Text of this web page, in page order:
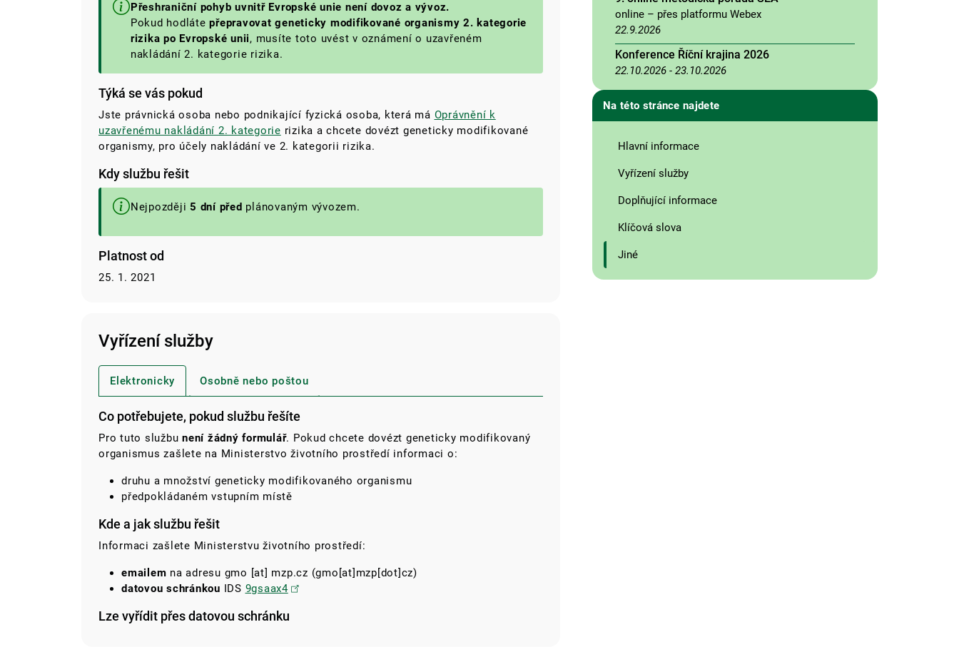
Přeshraniční pohyb uvnitř Evropské unie není dovoz a vývoz.
Pokud hodlátepřepravovat geneticky modifikované organismy 2. kategorie
rizika po Evropské unii, musíte toto uvést v oznámení o uzavřeném
nakládání 2. kategorie rizika.
Týká se vás pokud
Jste právnická osoba nebo podnikající fyzická osoba, která má Oprávnění k
uzavřenému nakládání 2. kategorie rizika a chcete dovézt geneticky modifikované
organismy, pro účely nakládání ve 2. kategorii rizika.
Kdy službu řešit
Nejpozději 5 dní před plánovaným vývozem.
Platnost od
25. 1. 2021
Vyřízení služby
Elektronicky Osobně nebo poštou
Co potřebujete, pokud službu řešíte
Pro tuto službu není žádný formulář. Pokud chcete dovézt geneticky modifikovaný
organismus zašlete na Ministerstvo životního prostředí informaci o:
druhu a množství geneticky modifikovaného organismu
předpokládaném vstupním místě
Kde a jak službu řešit
Informaci zašlete Ministerstvu životního prostředí:
emailem na adresu gmo [at] mzp.cz (gmo[at]mzp[dot]cz)
datovou schránkou IDS 9gsaax4
Lze vyřídit přes datovou schránku
online – přes platformu Webex
22.9.2026
Konference Říční krajina 2026
22.10.2026 - 23.10.2026
Na této stránce najdete
Hlavní informace
Vyřízení služby
Doplňující informace
Klíčová slova
Jiné